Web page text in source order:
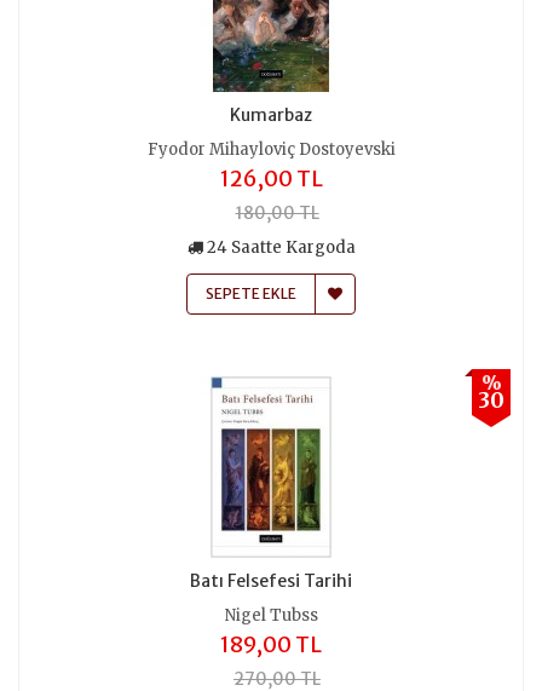
Kumarbaz
Fyodor Mihayloviç Dostoyevski
126,00 TL
180,00 TL
24 Saatte Kargoda
SEPETE EKLE
%
30
Batı Felsefesi Tarihi
Nigel Tubss
189,00 TL
270,00 TL